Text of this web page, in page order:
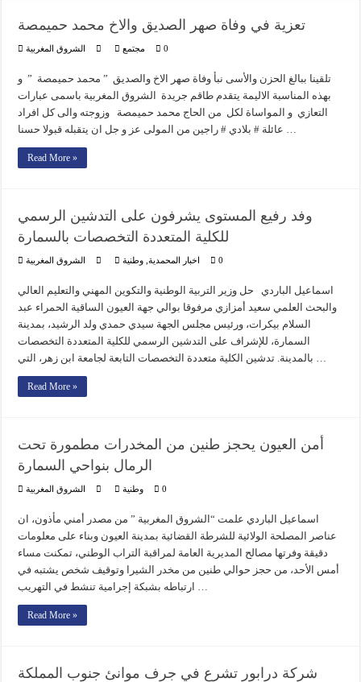
تعزية في وفاة صهر الصديق والاخ محمد حميمصة
الشروق المغربية مجتمع 0
تلقينا ببالغ الحزن والأسى نبأ وفاة صهر الاخ والصديق ” محمد حميمصة ” و
بهذه المناسبة الاليمة يتقدم طاقم جريدة الشروق المغربية باسمى عبارات
التعازي و المواساة لكل من الحاج محمد حميمصة وزوجته والى كل افراد
عائلة # بلادي # راجين من المولى عز و جل ان يتقبله قبولا حسنا …
Read More »
وفد رفيع المستوى يشرفون على التدشين الرسمي
للكلية المتعددة التخصصات بالسمارة
الشروق المغربية اخبار المحمدية, وطنية 0
اسماعيل الباردي حل وزير التربية الوطنية والتكوين المهني والتعليم العالي
والبحث العلمي سعيد أمزازي مرفوقا بوالي جهة العيون الساقية الحمراء عبد
السلام بيكرات، ورئيس مجلس الجهة سيدي حمدي ولد الرشيد، بمدينة
السمارة، للإشراف على التدشين الرسمي للكلية المتعددة التخصصات
بالمدينة. تدشين الكلية متعددة التخصصات التابعة لجامعة ابن زهر، التي …
Read More »
أمن العيون يحجز طنين من المخدرات مطمورة تحت
الرمال بنواحي السمارة
الشروق المغربية وطنية 0
اسماعيل الباردي علمت “الشروق المغربية ” من مصدر أمني مأذون، ان
عناصر المصلحة الولائية للشرطة القضائية بمدينة العيون وبناء على معلومات
دقيقة وفرتها مصالح المديرية العامة لمراقبة التراب الوطني، تمكنت مساء
أمس الأحد، من حجز حوالي طنين من مخدر الشيرا وتوقيف شخص يشتبه في
ارتباطه بشبكة إجرامية تنشط في التهريب …
Read More »
شركة درابور تشرع في جرف موانئ جنوب المملكة